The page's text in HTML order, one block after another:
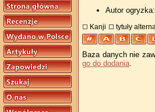
Autor
Kanji tytuły
Baza danych nie
go do dodania.